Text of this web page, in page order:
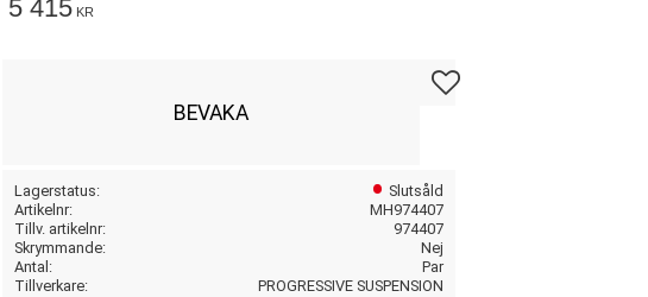
5 415 KR
Lägg till i favoriter
BEVAKA
Lagerstatus
Slutsåld
Artikelnr
MH974407
Tillv. artikelnr
974407
Skrymmande
Nej
Antal
Par
Tillverkare
PROGRESSIVE SUSPENSION